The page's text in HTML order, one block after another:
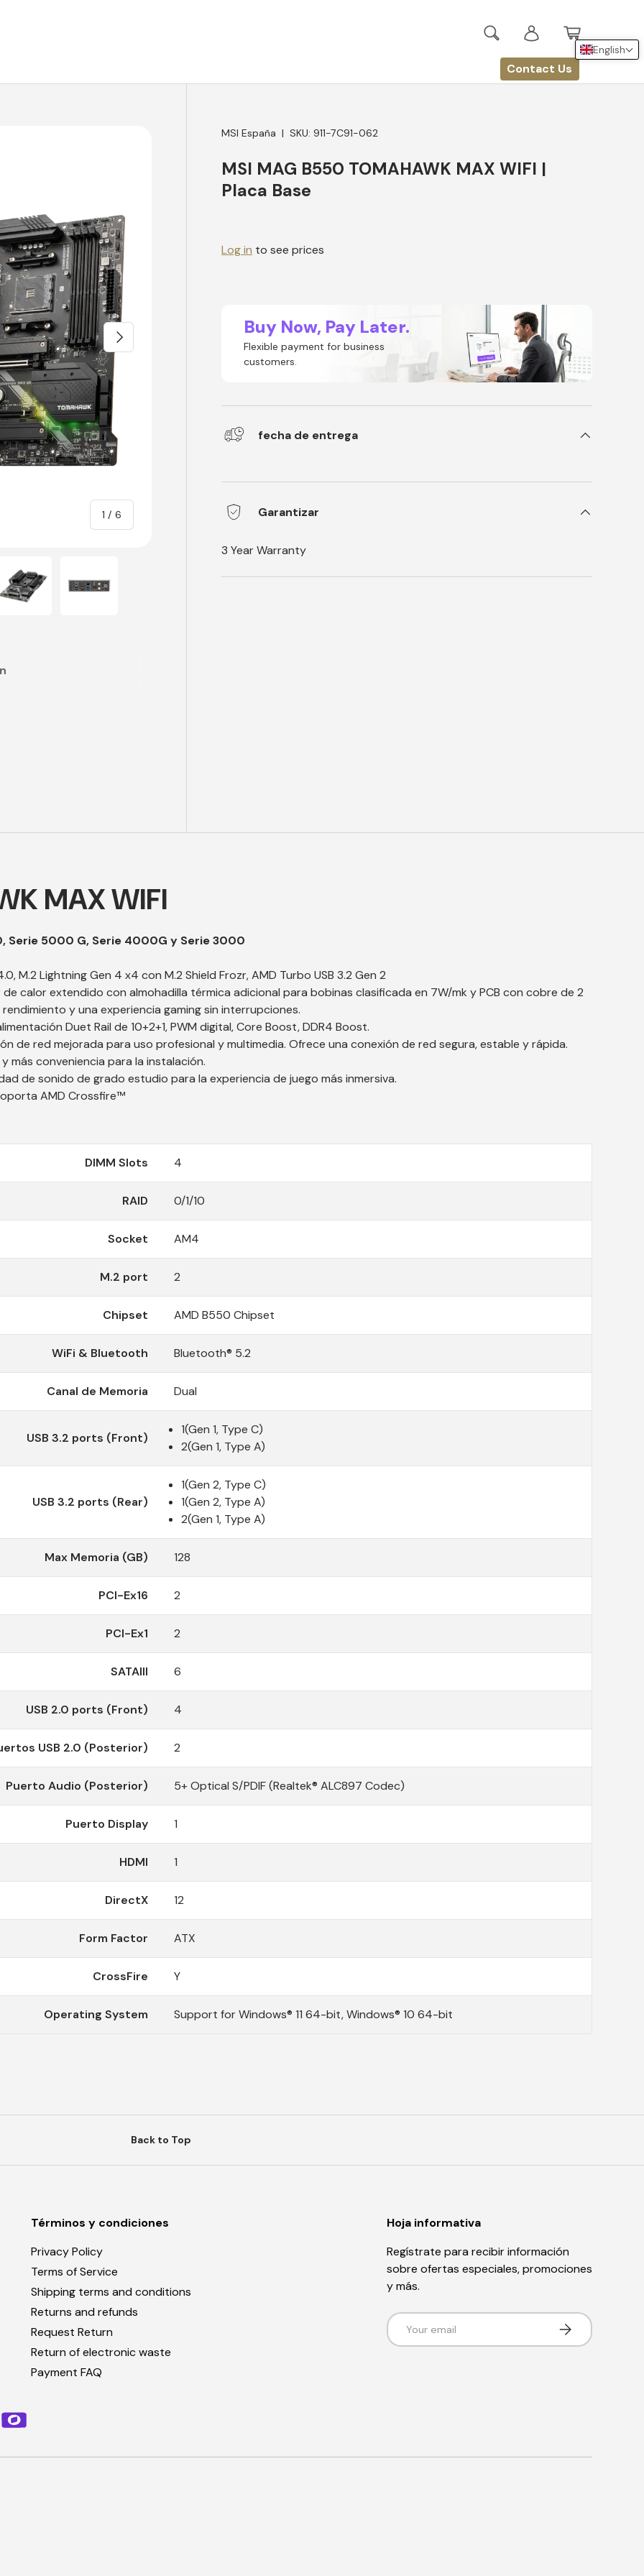
Search Log in
Basket
Contact Us
1 / of
6
Następna
MSI España | SKU: 911-7C91-062
MSI MAG B550 TOMAHAWK MAX WIFI |
Placa Base
Log in to see prices
Buy Now, Pay Later.
Flexible payment for business
customers.
fecha de entrega
Garantizar
3 Year Warranty
MAX WIFI
Serie 5000 G, Serie 4000G y Serie 3000
M.2 Lightning Gen 4 x4 con M.2 Shield Frozr, AMD Turbo USB 3.2 Gen 2
calor extendido con almohadilla térmica adicional para bobinas clasificada en 7W/mk y PCB con cobre de 2
y una experiencia gaming sin interrupciones.
Duet Rail de 10+2+1, PWM digital, Core Boost, DDR4 Boost.
de red mejorada para uso profesional y multimedia. Ofrece una conexión de red segura, estable y rápida.
más conveniencia para la instalación.
de sonido de grado estudio para la experiencia de juego más inmersiva.
AMD Crossfire™
DIMM Slots 4
RAID 0/1/10
Socket AM4
M.2 port 2
Chipset AMD B550 Chipset
WiFi & Bluetooth Bluetooth® 5.2
Canal de Memoria Dual
USB 3.2 ports (Front)
1(Gen 1, Type C)
2(Gen 1, Type A)
USB 3.2 ports (Rear)
1(Gen 2, Type C)
1(Gen 2, Type A)
2(Gen 1, Type A)
Max Memoria (GB) 128
PCI-Ex16 2
PCI-Ex1 2
SATAIII 6
USB 2.0 ports (Front) 4
USB 2.0 (Posterior) 2
Puerto Audio (Posterior) 5+ Optical S/PDIF (Realtek® ALC897 Codec)
Puerto Display 1
HDMI 1
DirectX 12
Form Factor ATX
CrossFire Y
Operating System Support for Windows® 11 64-bit, Windows® 10 64-bit
Back to Top
Términos y condiciones
Privacy Policy
Terms of Service
Shipping terms and conditions
Returns and refunds
Request Return
Return of electronic waste
Payment FAQ
Hoja informativa
Regístrate para recibir información
sobre ofertas especiales, promociones
y más.
Email Subscribe
English